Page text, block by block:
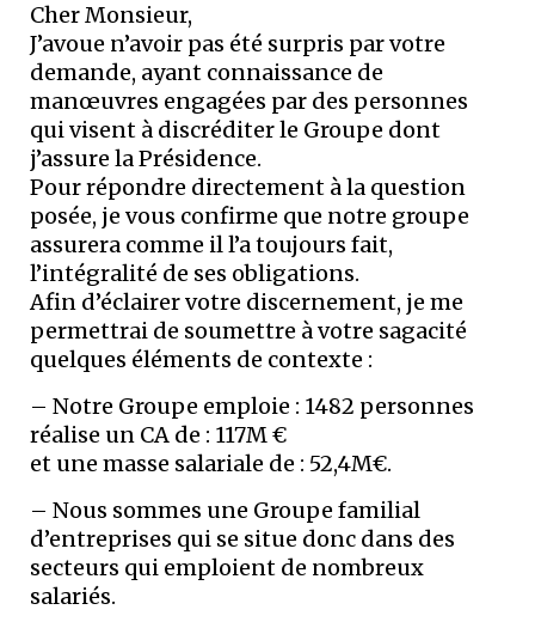
Cher Monsieur,
J’avoue n’avoir pas été surpris par votre
demande, ayant connaissance de
manœuvres engagées par des personnes
qui visent à discréditer le Groupe dont
j’assure la Présidence.
Pour répondre directement à la question
posée, je vous confirme que notre groupe
assurera comme il l’a toujours fait,
l’intégralité de ses obligations.
Afin d’éclairer votre discernement, je me
permettrai de soumettre à votre sagacité
quelques éléments de contexte :
– Notre Groupe emploie : 1482 personnes
réalise un CA de : 117M €
et une masse salariale de : 52,4M€.
– Nous sommes une Groupe familial
d’entreprises qui se situe donc dans des
secteurs qui emploient de nombreux
salariés.